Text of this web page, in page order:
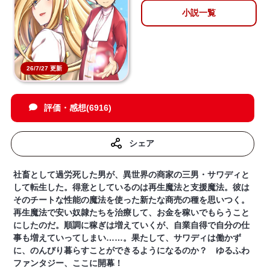
26/7/27 更新
小説一覧
評価・感想(6916)
シェア
社畜として過労死した男が、異世界の商家の三男・サワディと
して転生した。得意としているのは再生魔法と支援魔法。彼は
そのチートな性能の魔法を使った新たな商売の種を思いつく。
再生魔法で安い奴隷たちを治療して、お金を稼いでもらうこと
にしたのだ。順調に稼ぎは増えていくが、自業自得で自分の仕
事も増えていってしまい……。果たして、サワディは働かず
に、のんびり暮らすことができるようになるのか？ ゆるふわ
ファンタジー、ここに開幕！